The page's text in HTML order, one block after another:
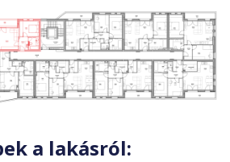
a lakásról: